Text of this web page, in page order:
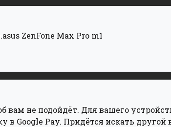
ZenFone Max Pro m1
вам не подойдёт. Для вашего
Google Pay. Придётся искать другой